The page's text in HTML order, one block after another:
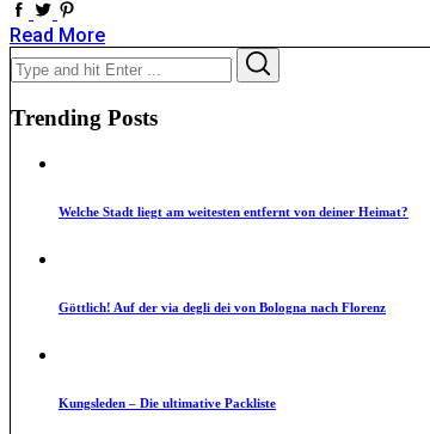
Read More
Search
for:
Trending Posts
Welche Stadt liegt am weitesten entfernt von deiner Heimat?
Göttlich! Auf der via degli dei von Bologna nach Florenz
Kungsleden – Die ultimative Packliste